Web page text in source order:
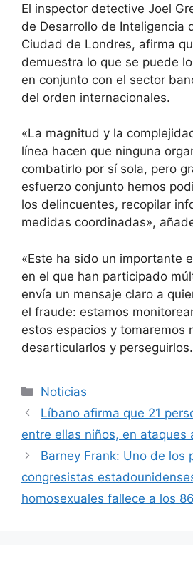
El inspector detective Joel
de Desarrollo de Inteligencia
Ciudad de Londres, afirma
demuestra lo que se puede
en conjunto con el sector
del orden internacionales.
«La magnitud y la
línea hacen que ninguna
combatirlo por sí sola, pero
esfuerzo conjunto hemos
los delincuentes, recopilar
medidas coordinadas»,
«Este ha sido un importante
en el que han participado
envía un mensaje claro a
el fraude: estamos
estos espacios y tomaremos
desarticularlos y
Categorías
Noticias
Líbano afirma que 21
entre ellas niños, en ataques
Barney Frank: Uno de los
congresistas
homosexuales fallece a los